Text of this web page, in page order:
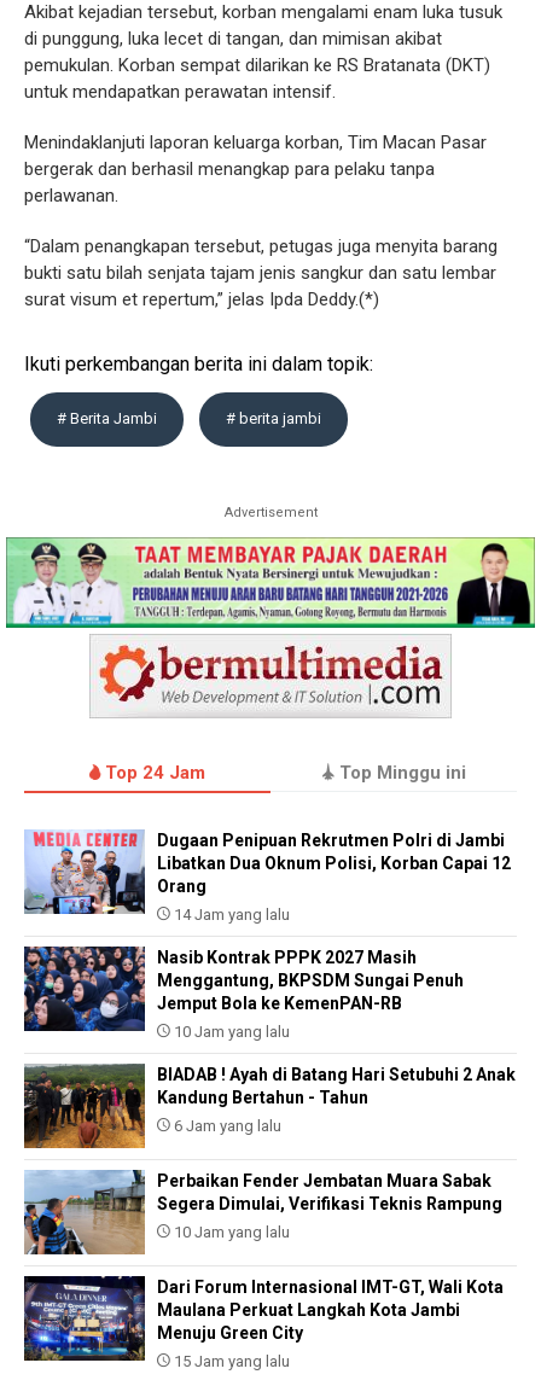
Akibat kejadian tersebut, korban mengalami enam luka tusuk
di punggung, luka lecet di tangan, dan mimisan akibat
pemukulan. Korban sempat dilarikan ke RS Bratanata (DKT)
untuk mendapatkan perawatan intensif.
Menindaklanjuti laporan keluarga korban, Tim Macan Pasar
bergerak dan berhasil menangkap para pelaku tanpa
perlawanan.
“Dalam penangkapan tersebut, petugas juga menyita barang
bukti satu bilah senjata tajam jenis sangkur dan satu lembar
surat visum et repertum,” jelas Ipda Deddy.(*)
Ikuti perkembangan berita ini dalam topik:
# Berita Jambi # berita jambi
Advertisement
Top 24 Jam Top Minggu ini
Dugaan Penipuan Rekrutmen Polri di Jambi
Libatkan Dua Oknum Polisi, Korban Capai 12
Orang
14 Jam yang lalu
Nasib Kontrak PPPK 2027 Masih
Menggantung, BKPSDM Sungai Penuh
Jemput Bola ke KemenPAN-RB
10 Jam yang lalu
BIADAB ! Ayah di Batang Hari Setubuhi 2 Anak
Kandung Bertahun - Tahun
6 Jam yang lalu
Perbaikan Fender Jembatan Muara Sabak
Segera Dimulai, Verifikasi Teknis Rampung
10 Jam yang lalu
Dari Forum Internasional IMT-GT, Wali Kota
Maulana Perkuat Langkah Kota Jambi
Menuju Green City
15 Jam yang lalu